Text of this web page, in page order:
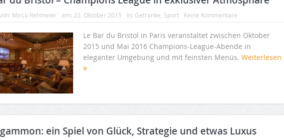
Mirco Rehmeier am: 22. Oktober 2015 In: Getränke Sport Keine Kommentare
Le Bar du Bristol in Paris veranstaltet zwischen Oktober
2015 und Mai 2016 Champions-League-Abende in
eleganter Umgebung und mit feinsten Menüs. Weiterlesen
ein Spiel von Glück, Strategie und etwas Luxus